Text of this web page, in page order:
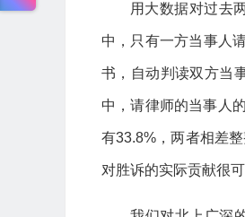
用大数据对过去
中，只有一方当事人
书，自动判读双方当
中，请律师的当事人
有33.8%，两者相差
对胜诉的实际贡献很可